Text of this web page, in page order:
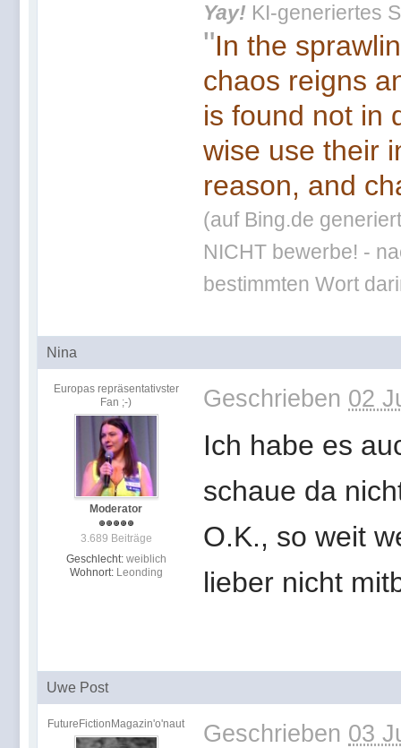
Yay! KI-generiertes
"In the
chaos reigns
is found not in
wise use their
reason, and
(auf Bing.de
NICHT bewerbe! -
bestimmten Wort
Nina
Europas repräsentativster
Fan ;-)
Moderator
3.689 Beiträge
Geschlecht: weiblich
Wohnort: Leonding
Geschrieben 02
Ich habe es
schaue da
O.K., so weit
lieber nicht
Uwe Post
FutureFictionMagazin'o'naut Geschrieben 03